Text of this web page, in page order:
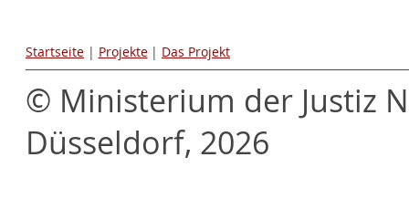
Startseite | Projekte | Das Projekt
© Ministerium der Justiz
Düsseldorf, 2026